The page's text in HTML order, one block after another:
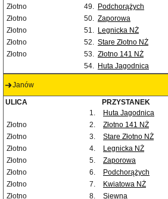
Złotno
49. Podchorążych
Złotno
50. Zaporowa
Złotno
51. Legnicka NŻ
Złotno
52. Stare Złotno NŻ
Złotno
53. Złotno 141 NŻ
54. Huta Jagodnica
Janów
ULICA PRZYSTANEK
1.
Huta Jagodnica
Złotno
2. Złotno 141 NŻ
Złotno
3. Stare Złotno NŻ
Złotno
4. Legnicka NŻ
Złotno
5. Zaporowa
Złotno
6. Podchorążych
Złotno
7. Kwiatowa NŻ
Złotno
8. Siewna